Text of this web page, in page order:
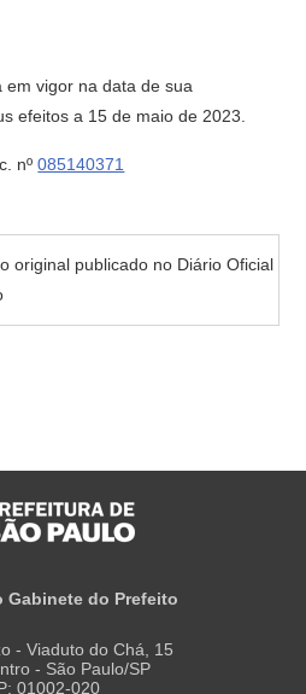
em vigor na data de sua
efeitos a 15 de maio de 2023.
nº085140371
original publicado no Diário Oficial
Gabinete do Prefeito
- Viaduto do Chá, 15
- São Paulo/SP
01002-020